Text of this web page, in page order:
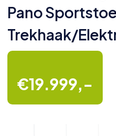
Pano
Trekhaak/
€19.999,-